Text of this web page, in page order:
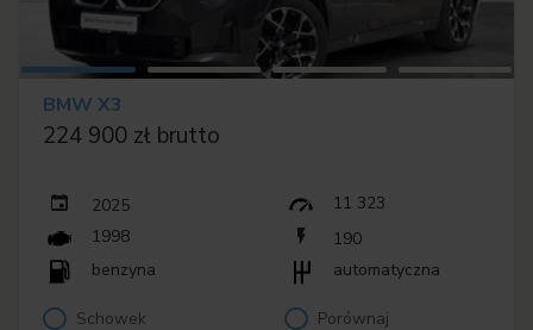
BMW X3
224 900 zł brutto
2025
11 323
1998
190
benzyna
automatyczna
Schowek Porównaj